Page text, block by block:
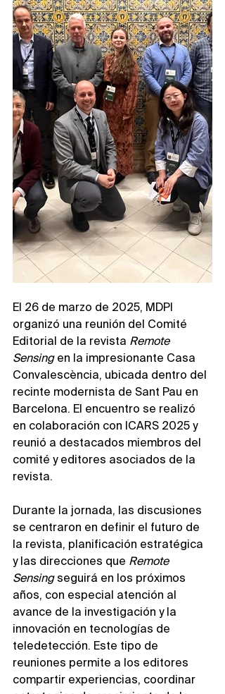
El 26 de marzo de 2025, MDPI
organizó una reunión del Comité
Editorial de la revista Remote
Sensing en la impresionante Casa
Convalescència, ubicada dentro del
recinte modernista de Sant Pau en
Barcelona. El encuentro se realizó
en colaboración con ICARS 2025 y
reunió a destacados miembros del
comité y editores asociados de la
revista.
Durante la jornada, las discusiones
se centraron en definir el futuro de
la revista, planificación estratégica
y las direcciones que Remote
Sensing seguirá en los próximos
años, con especial atención al
avance de la investigación y la
innovación en tecnologías de
teledetección. Este tipo de
reuniones permite a los editores
compartir experiencias, coordinar